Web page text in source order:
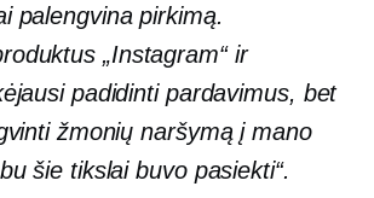
palengvina pirkimą.
„Instagram“ ir
padidinti pardavimus, bet
žmonių naršymą į mano
šie tikslai buvo pasiekti“.